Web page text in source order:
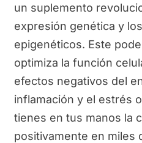
un suplemento
expresión genética y
epigenéticos. Este
optimiza la función
efectos negativos del
inflamación y el estrés
tienes en tus manos la
positivamente en miles